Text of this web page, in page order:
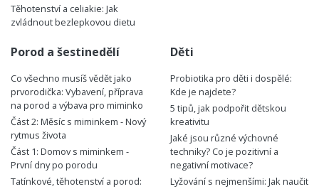
Těhotenství a celiakie: Jak
zvládnout bezlepkovou dietu
Porod a šestinedělí
Co všechno musíš vědět jako
prvorodička: Vybavení, příprava
na porod a výbava pro miminko
Část 2: Měsíc s miminkem - Nový
rytmus života
Část 1: Domov s miminkem -
První dny po porodu
Tatínkové, těhotenství a porod:
Děti
Probiotika pro děti i dospělé:
Kde je najdete?
5 tipů, jak podpořit dětskou
kreativitu
Jaké jsou různé výchovné
techniky? Co je pozitivní a
negativní motivace?
Lyžování s nejmenšími: Jak naučit